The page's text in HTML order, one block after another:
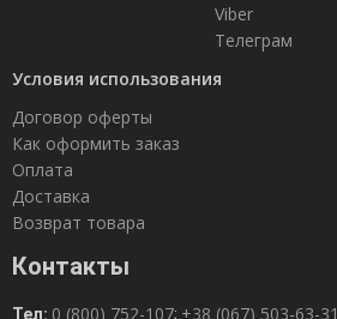
Viber
Телеграм
Условия использования
Договор оферты
Как оформить заказ
Оплата
Доставка
Возврат товара
Контакты
Тел: 0 (800) 752-107; +38 (067) 503-63-31